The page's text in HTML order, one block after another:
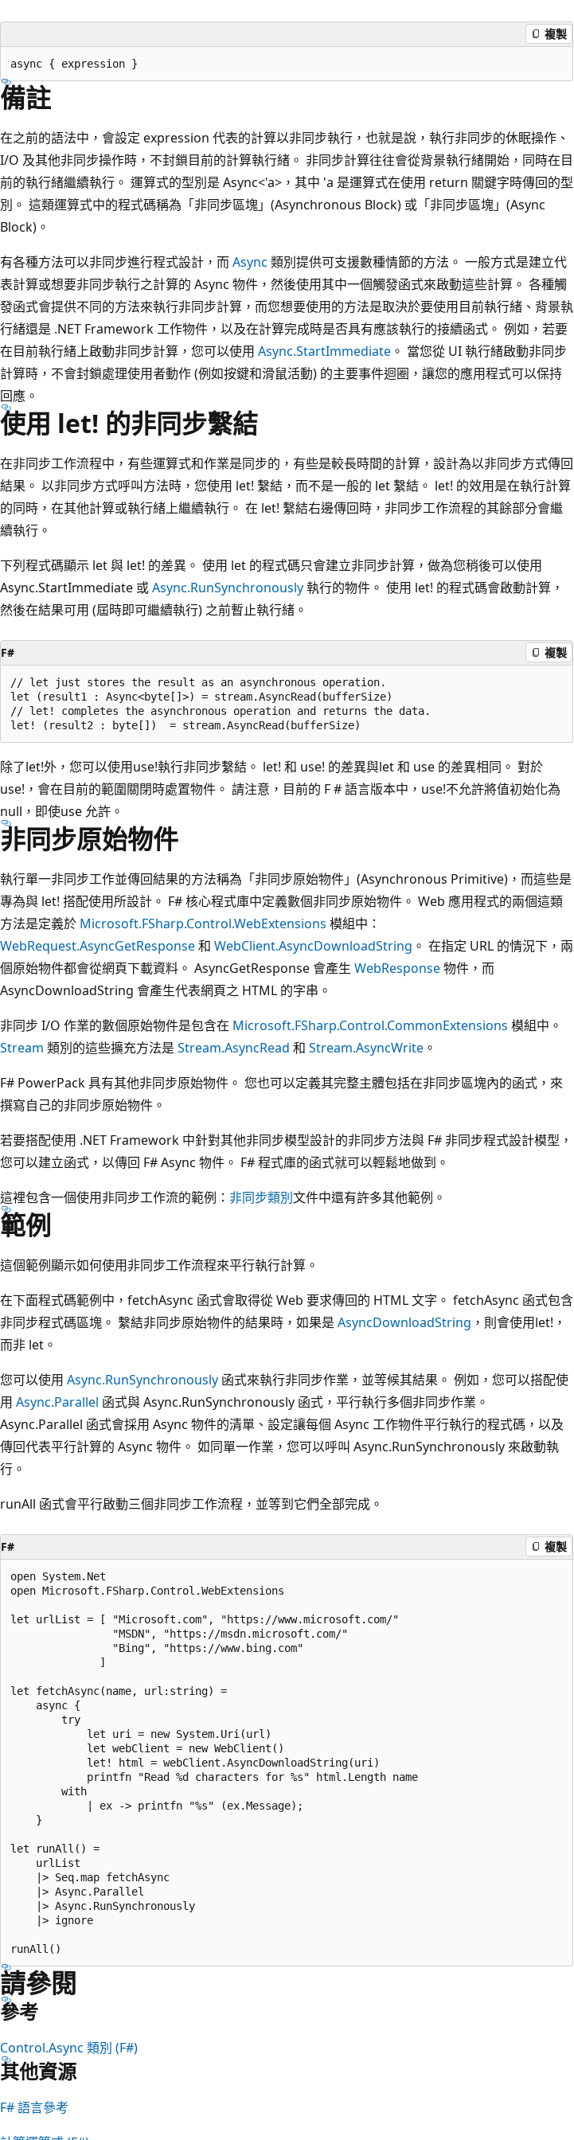
複製
備註
在之前的語法中，會設定 expression 代表的計算以非同步執行，也就是說，執行非同步的休眠操作、
I/O 及其他非同步操作時，不封鎖目前的計算執行緒。 非同步計算往往會從背景執行緒開始，同時在目
前的執行緒繼續執行。 運算式的型別是 Async<'a>，其中 'a 是運算式在使用 return 關鍵字時傳回的型
別。 這類運算式中的程式碼稱為「非同步區塊」(Asynchronous Block) 或「非同步區塊」(Async
Block)。
有各種方法可以非同步進行程式設計，而Async 類別提供可支援數種情節的方法。 一般方式是建立代
表計算或想要非同步執行之計算的 Async 物件，然後使用其中一個觸發函式來啟動這些計算。 各種觸
發函式會提供不同的方法來執行非同步計算，而您想要使用的方法是取決於要使用目前執行緒、背景執
行緒還是 .NET Framework 工作物件，以及在計算完成時是否具有應該執行的接續函式。 例如，若要
在目前執行緒上啟動非同步計算，您可以使用 Async.StartImmediate 。 當您從 UI 執行緒啟動非同步
計算時，不會封鎖處理使用者動作 (例如按鍵和滑鼠活動) 的主要事件迴圈，讓您的應用程式可以保持
回應。
使用 let! 的非同步繫結
在非同步工作流程中，有些運算式和作業是同步的，有些是較長時間的計算，設計為以非同步方式傳回
結果。 以非同步方式呼叫方法時，您使用 let! 繫結，而不是一般的 let 繫結。 let! 的效用是在執行計算
的同時，在其他計算或執行緒上繼續執行。 在 let! 繫結右邊傳回時，非同步工作流程的其餘部分會繼
續執行。
下列程式碼顯示 let 與 let! 的差異。 使用 let 的程式碼只會建立非同步計算，做為您稍後可以使用
Async.StartImmediate 或Async.RunSynchronously執行的物件。 使用 let! 的程式碼會啟動計算，
然後在結果可用 (屆時即可繼續執行) 之前暫止執行緒。
F# 複製
// let just stores the result as an asynchronous operation.
let (result1 : Async<byte[]>) = stream.AsyncRead(bufferSize)
// let! completes the asynchronous operation and returns the data.
除了let!外，您可以使用use!執行非同步繫結。 let! 和 use! 的差異與let 和 use 的差異相同。 對於
use!，會在目前的範圍關閉時處置物件。 請注意，目前的 F # 語言版本中，use!不允許將值初始化為
null，即使use 允許。
非同步原始物件
執行單一非同步工作並傳回結果的方法稱為「非同步原始物件」(Asynchronous Primitive)，而這些是
專為與 let! 搭配使用所設計。 F# 核心程式庫中定義數個非同步原始物件。 Web 應用程式的兩個這類
方法是定義於 Microsoft.FSharp.Control.WebExtensions 模組中：
WebRequest.AsyncGetResponse和 WebClient.AsyncDownloadString 。 在指定 URL 的情況下，兩
個原始物件都會從網頁下載資料。 AsyncGetResponse 會產生 WebResponse物件，而
AsyncDownloadString 會產生代表網頁之 HTML 的字串。
非同步 I/O 作業的數個原始物件是包含在 Microsoft.FSharp.Control.CommonExtensions 模組中。
Stream 類別的這些擴充方法是 Stream.AsyncRead 和 Stream.AsyncWrite 。
F# PowerPack 具有其他非同步原始物件。 您也可以定義其完整主體包括在非同步區塊內的函式，來
撰寫自己的非同步原始物件。
若要搭配使用 .NET Framework 中針對其他非同步模型設計的非同步方法與 F# 非同步程式設計模型，
您可以建立函式，以傳回 F# Async 物件。 F# 程式庫的函式就可以輕鬆地做到。
這裡包含一個使用非同步工作流的範例： 非同步類別文件中還有許多其他範例。
範例
這個範例顯示如何使用非同步工作流程來平行執行計算。
在下面程式碼範例中，fetchAsync 函式會取得從 Web 要求傳回的 HTML 文字。 fetchAsync 函式包含
非同步程式碼區塊。 繫結非同步原始物件的結果時，如果是 AsyncDownloadString ，則會使用let!，
而非 let。
您可以使用 Async.RunSynchronously 函式來執行非同步作業，並等候其結果。 例如，您可以搭配使
用 Async.Parallel 函式與 Async.RunSynchronously 函式，平行執行多個非同步作業。
Async.Parallel 函式會採用 Async 物件的清單、設定讓每個 Async 工作物件平行執行的程式碼，以及
傳回代表平行計算的 Async 物件。 如同單一作業，您可以呼叫 Async.RunSynchronously 來啟動執
行。
runAll 函式會平行啟動三個非同步工作流程，並等到它們全部完成。
F# 複製
open System.Net
open Microsoft.FSharp.Control.WebExtensions
let urlList = [ "Microsoft.com", "https://www.microsoft.com/"
                "MSDN", "https://msdn.microsoft.com/"
                "Bing", "https://www.bing.com"
              ]
let fetchAsync(name, url:string) =
    async {
        try
            let uri = new System.Uri(url)
            let webClient = new WebClient()
            let! html = webClient.AsyncDownloadString(uri)
            printfn "Read %d characters for %s" html.Length name
        with
            | ex -> printfn "%s" (ex.Message);
    }
let runAll() =
    urlList
    |> Seq.map fetchAsync
    |> Async.Parallel
    |> Async.RunSynchronously
    |> ignore
請參閱
參考
Control.Async 類別 (F#)
其他資源
F# 語言參考